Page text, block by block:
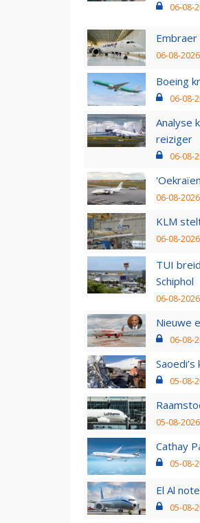
06-08-
06-08-
Boeing
06-08-
Analyse
reiziger
06-08-
06-08-
KLM
06-08-
TUI
Schiphol
06-08-
Nieuwe
06-08-
05-08-
05-08-
Cathay
05-08-
El Al
05-08-